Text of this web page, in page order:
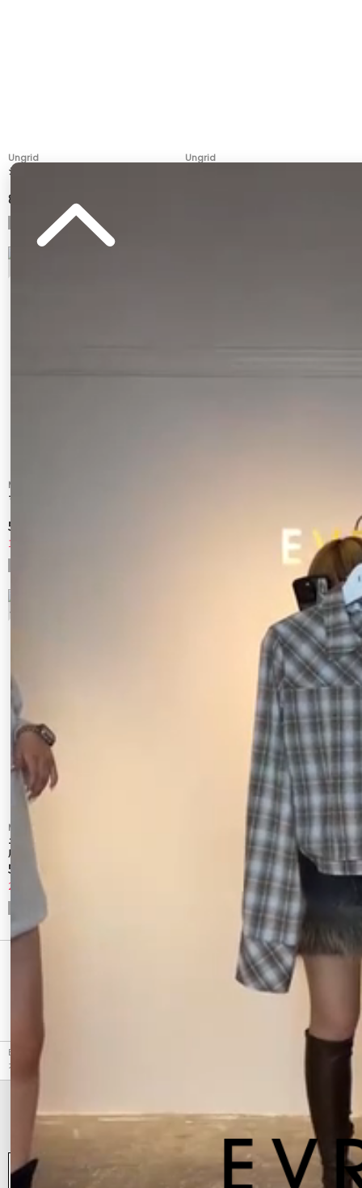
Ungrid
シャーリングデザインブラウス
8,800 円
Ungrid
MURUA
マットシアーシャツ
5,841 円
10%OFF
MURUA
ニュアンスシアーシャツ【セットアップ着
用可】
5,544 円
20%OFF
ブラーフラワーブラウス
CHECKED ITEM
EVRIS（エヴリス）のシャツ・ブラウス、SUNNYコンパクトチェックシャツの商品詳細情報。
カラーはブラック、ブルー、ブラウンから選べます。